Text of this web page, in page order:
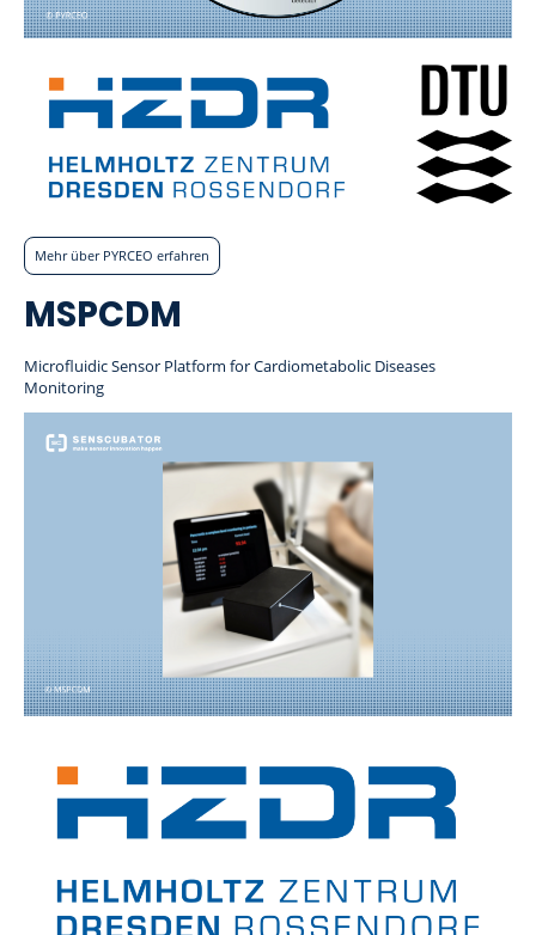
Mehr über PYRCEO erfahren
MSPCDM
Microfluidic Sensor Platform for Cardiometabolic Diseases
Monitoring